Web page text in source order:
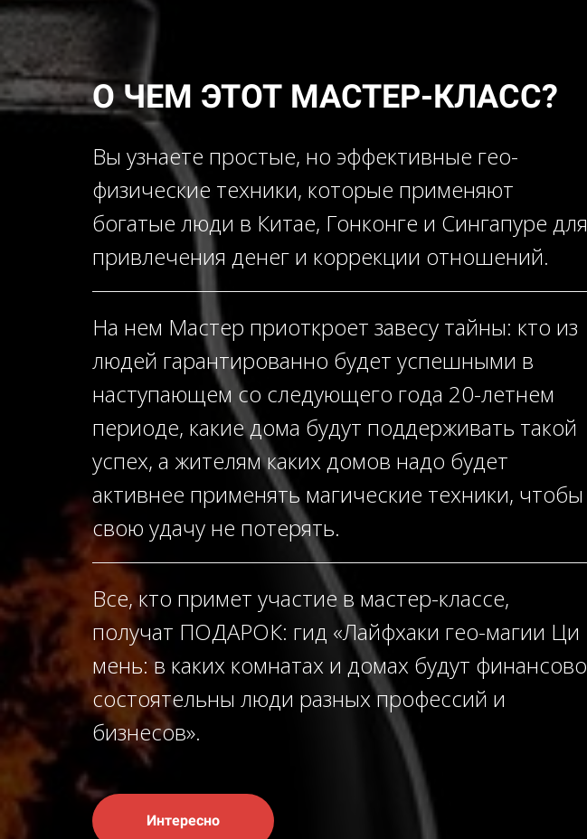
О ЧЕМ ЭТОТ МАСТЕР-КЛАСС?
Вы узнаете простые, но эффективные гео-
физические техники, которые применяют
богатые люди в Китае, Гонконге и Сингапуре для
привлечения денег и коррекции отношений.
На нем Мастер приоткроет завесу тайны: кто из
людей гарантированно будет успешными в
наступающем со следующего года 20-летнем
периоде, какие дома будут поддерживать такой
успех, а жителям каких домов надо будет
активнее применять магические техники, чтобы
свою удачу не потерять.
Все, кто примет участие в мастер-классе,
получат ПОДАРОК: гид «Лайфхаки гео-магии Ци
мень: в каких комнатах и домах будут финансово
состоятельны люди разных профессий и
бизнесов».
Интересно